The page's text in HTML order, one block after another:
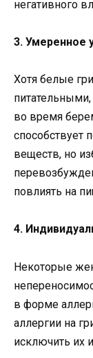
негативного
3. Умеренное
Хотя белые
питательными,
во время
способствует
веществ, но
повлиять на
4.
Некоторые
в форме
аллергии на
исключить их